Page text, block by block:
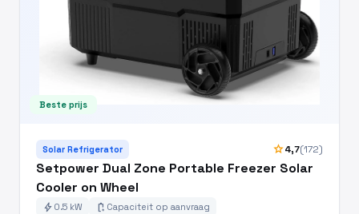
Beste prijs
Solar Refrigerator star4,7(172)
Setpower Dual Zone Portable Freezer Solar
Cooler on Wheel
bolt 0.5 kW battery_charging_full Capaciteit op aanvraag